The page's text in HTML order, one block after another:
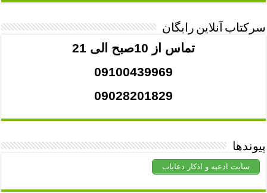
سرکتاب آنلاین رایگان
تماس از 10صبح الی 21
09100439969
09028201829
پیوندها
سایت ادعیه و اذکار دعایاب